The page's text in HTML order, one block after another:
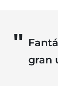
gran